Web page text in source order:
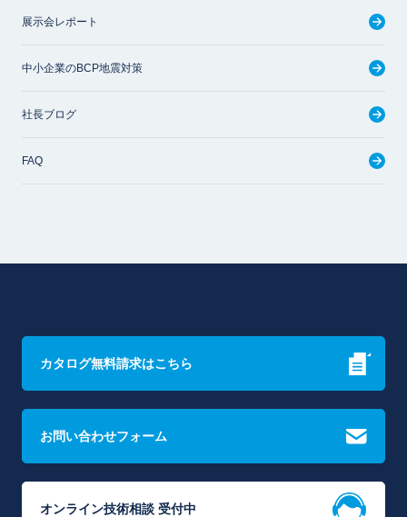
展示会レポート
中小企業のBCP地震対策
社長ブログ
FAQ
カタログ無料請求はこちら
お問い合わせフォーム
オンライン技術相談 受付中